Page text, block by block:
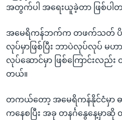
အတွက်ပါ အရေးယူခဲ့တာ ဖြစ်ပါ
အမေရိကန်ဘက်က တဖက်သတ် ပိ
လုပ်မှာဖြစ်ပြီး ဘာပဲလုပ်လုပ်
လုပ်ဆောင်မှာ ဖြစ်ကြောင်းလည်း ဝ
တယ်။
တကယ်တော့ အမေရိကန်နိုင်ငံမှာ ဓ
ကနေစပြီး အခု တနင်္ဂနွေနေ့မှာဆို